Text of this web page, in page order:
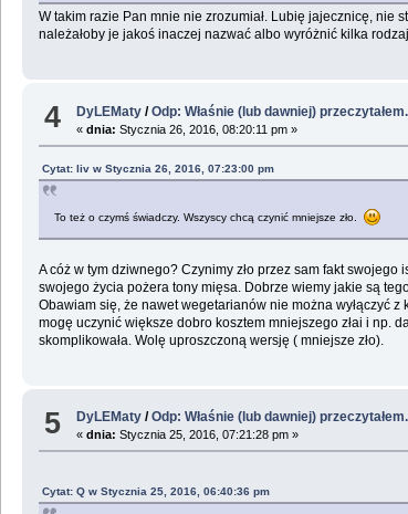
W takim razie Pan mnie nie zrozumiał. Lubię jajecznicę, nie
należałoby je jakoś inaczej nazwać albo wyróżnić kilka
4 DyLEMaty /Odp: Właśnie (lub dawniej)
«dnia: Stycznia 26, 2016, 08:20:11 pm »
Cytat: liv w Stycznia 26, 2016, 07:23:00 pm
To też o czymś świadczy. Wszyscy chcą czynić mniejsze zło.
A cóż w tym dziwnego? Czynimy zło przez sam fakt
swojego życia pożera tony mięsa. Dobrze wiemy jakie są
Obawiam się, że nawet wegetarianów nie można wyłączyć
mogę uczynić większe dobro kosztem mniejszego złai i np.
skomplikowała. Wolę uproszczoną wersję ( mniejsze zło).
5 DyLEMaty /Odp: Właśnie (lub dawniej)
«dnia: Stycznia 25, 2016, 07:21:28 pm »
Cytat: Q w Stycznia 25, 2016, 06:40:36 pm